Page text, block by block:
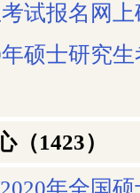
试报名网
硕士研究
1423）
年全国